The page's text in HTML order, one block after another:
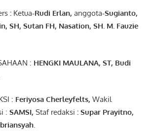
: Ketua-Rudi Erlan, anggota-Sugianto,
, SH, SutanFH, Nasation, SH. M. Fauzie
: HENGKI MAULANA, ST, Budi
: Feriyosa Cherleyfelts, Wakil
: SAMSI, Staf redaksi : Supar Prayitno,
.